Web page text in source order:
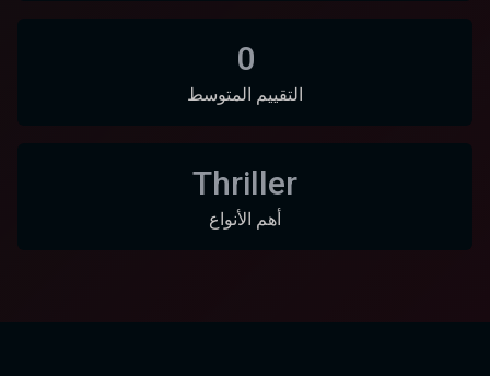
0
التقييم المتوسط
Thriller
أهم الأنواع